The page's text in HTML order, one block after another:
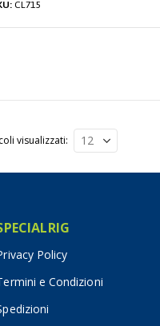
CL715
visualizzati
Policy
e Condizioni